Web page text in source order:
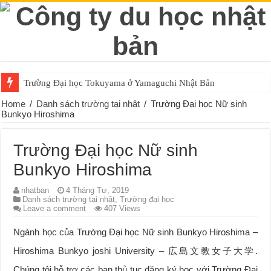
Trường Đại học Tokuyama ở Yamaguchi Nhật Bản
Home / Danh sách trường tại nhật / Trường Đại học Nữ sinh
Bunkyo Hiroshima
Trường Đại học Nữ sinh
Bunkyo Hiroshima
nhatban
4 Tháng Tư, 2019
Danh sách trường tại nhật,Trường đại học
Leave a comment
407 Views
Ngành học của Trường Đại học Nữ sinh Bunkyo Hiroshima –
Hiroshima Bunkyo joshi University – 広島文教女子大学.